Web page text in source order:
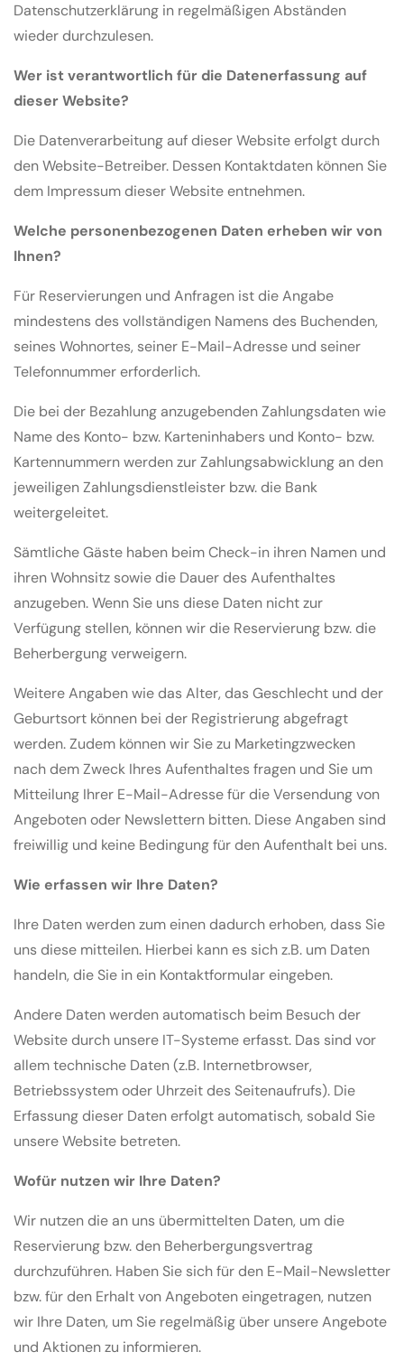
Datenschutzerklärung in regelmäßigen Abständen
wieder durchzulesen.
Wer ist verantwortlich für die Datenerfassung auf
dieser Website?
Die Datenverarbeitung auf dieser Website erfolgt durch
den Website-Betreiber. Dessen Kontaktdaten können Sie
dem Impressum dieser Website entnehmen.
Welche personenbezogenen Daten erheben wir von
Ihnen?
Für Reservierungen und Anfragen ist die Angabe
mindestens des vollständigen Namens des Buchenden,
seines Wohnortes, seiner E-Mail-Adresse und seiner
Telefonnummer erforderlich.
Die bei der Bezahlung anzugebenden Zahlungsdaten wie
Name des Konto- bzw. Karteninhabers und Konto- bzw.
Kartennummern werden zur Zahlungsabwicklung an den
jeweiligen Zahlungsdienstleister bzw. die Bank
weitergeleitet.
Sämtliche Gäste haben beim Check-in ihren Namen und
ihren Wohnsitz sowie die Dauer des Aufenthaltes
anzugeben. Wenn Sie uns diese Daten nicht zur
Verfügung stellen, können wir die Reservierung bzw. die
Beherbergung verweigern.
Weitere Angaben wie das Alter, das Geschlecht und der
Geburtsort können bei der Registrierung abgefragt
werden. Zudem können wir Sie zu Marketingzwecken
nach dem Zweck Ihres Aufenthaltes fragen und Sie um
Mitteilung Ihrer E-Mail-Adresse für die Versendung von
Angeboten oder Newslettern bitten. Diese Angaben sind
freiwillig und keine Bedingung für den Aufenthalt bei uns.
Wie erfassen wir Ihre Daten?
Ihre Daten werden zum einen dadurch erhoben, dass Sie
uns diese mitteilen. Hierbei kann es sich z.B. um Daten
handeln, die Sie in ein Kontaktformular eingeben.
Andere Daten werden automatisch beim Besuch der
Website durch unsere IT-Systeme erfasst. Das sind vor
allem technische Daten (z.B. Internetbrowser,
Betriebssystem oder Uhrzeit des Seitenaufrufs). Die
Erfassung dieser Daten erfolgt automatisch, sobald Sie
unsere Website betreten.
Wofür nutzen wir Ihre Daten?
Wir nutzen die an uns übermittelten Daten, um die
Reservierung bzw. den Beherbergungsvertrag
durchzuführen. Haben Sie sich für den E-Mail-Newsletter
bzw. für den Erhalt von Angeboten eingetragen, nutzen
wir Ihre Daten, um Sie regelmäßig über unsere Angebote
und Aktionen zu informieren.